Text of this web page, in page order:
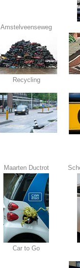
Amstelveenseweg
Recycling
Maarten Ductrot
Car to Go